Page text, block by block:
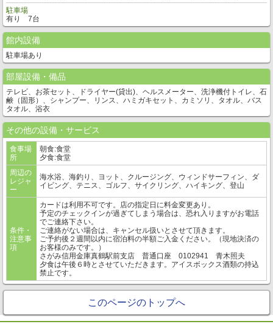
駐車場
有り 7台
館内設備
駐車場あり
部屋設備・備品
テレビ、お茶セット、ドライヤー(貸出)、ヘルスメーター、洗浄機付トイレ、石
鹸（固形）、シャンプー、リンス、ハミガキセット、カミソリ、タオル、バス
タオル、浴衣
その他の設備・サービス
食事場
所
朝食:食堂
夕食:食堂
周辺の
レジャ
ー
海水浴、海釣り、ヨット、クルージング、ウィンドサーフィン、ダ
イビング、テニス、ゴルフ、サイクリング、ハイキング、登山
条件・
注意事
項
カードは利用不可です。店の指定日に料金変更あり。
予定のチェックインが過ぎてしまう場合は、恐れ入りますがお電話
でご連絡下さい。
ご連絡がない場合は、キャンセル扱いとさせて頂きます。
ご予約後２週間以内に宿泊料の半額ご入金ください。（現地決済の
お客様のみです。）
さがみ信用金庫真鶴駅前支店 普通口座 0102941 青木照夫
夕食は午後６時とさせていただきます。アイスボックス酒類の持込
禁止です。
このページのトップへ